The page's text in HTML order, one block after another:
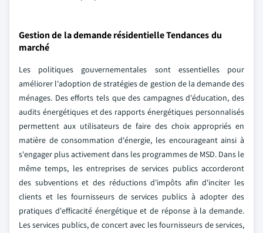
Gestion de la demande résidentielle Tendances du
marché
Les politiques gouvernementales sont essentielles pour
améliorer l'adoption de stratégies de gestion de la demande des
ménages. Des efforts tels que des campagnes d'éducation, des
audits énergétiques et des rapports énergétiques personnalisés
permettent aux utilisateurs de faire des choix appropriés en
matière de consommation d'énergie, les encourageant ainsi à
s'engager plus activement dans les programmes de MSD. Dans le
même temps, les entreprises de services publics accorderont
des subventions et des réductions d'impôts afin d'inciter les
clients et les fournisseurs de services publics à adopter des
pratiques d'efficacité énergétique et de réponse à la demande.
Les services publics, de concert avec les fournisseurs de services,